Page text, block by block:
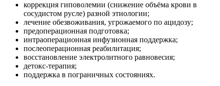
коррекция гиповолемии (снижение объёма крови в
сосудистом русле) разной этиологии;
лечение обезвоживания, угрожаемого по ацидозу;
предоперационная подготовка;
интраоперационная инфузионная поддержка;
послеоперационная реабилитация;
восстановление электролитного равновесия;
детокс-терапия;
поддержка в пограничных состояниях.